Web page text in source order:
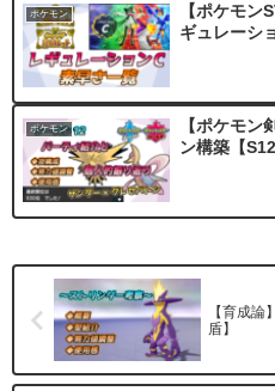
ポケモン
【ポケモン
ギュレーシ
ポケモン
【ポケモン
ン構築【
【育成
盾】